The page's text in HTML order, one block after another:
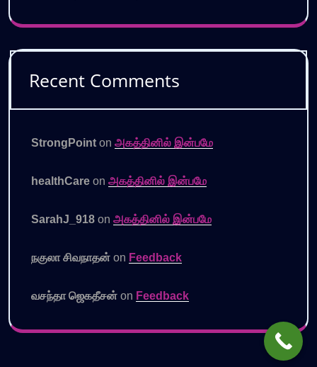
Recent Comments
StrongPoint on அகத்தினில் இன்பமே
healthCare on அகத்தினில் இன்பமே
SarahJ_918 on அகத்தினில் இன்பமே
நகுலா சிவநாதன் on Feedback
வசந்தா ஜெகதீசன் on Feedback